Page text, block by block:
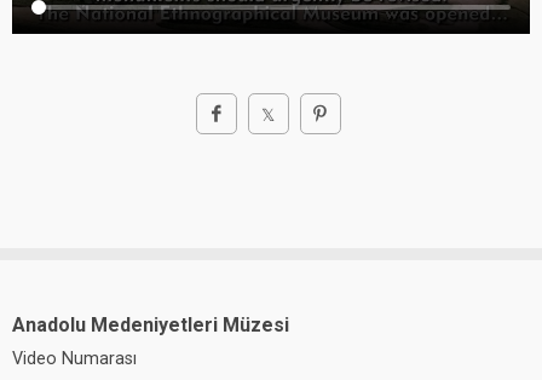
Anadolu Medeniyetleri Müzesi
Video Numarası